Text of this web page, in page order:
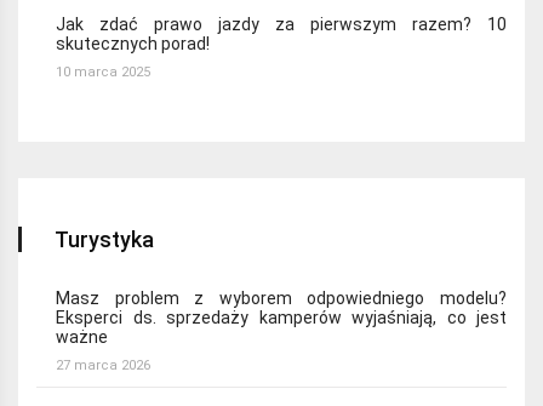
Jak zdać prawo jazdy za pierwszym razem? 10
skutecznych porad!
10 marca 2025
Turystyka
Masz problem z wyborem odpowiedniego modelu?
Eksperci ds. sprzedaży kamperów wyjaśniają, co jest
ważne
27 marca 2026